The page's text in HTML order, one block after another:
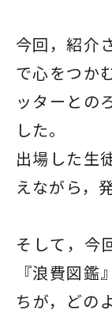
今回，紹介
で心をつか
ッターとの
した。
出場した生
えながら，
そして，今
『浪費図
ちが，どの